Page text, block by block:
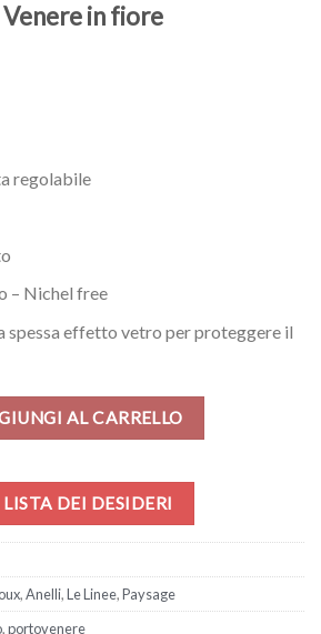
in fiore
regolabile
– Nichel free
spessa effetto vetro per proteggere il
in fiore quantitàAL CARRELLO
DEI DESIDERI
,Anelli,Le Linee,Paysage
,portovenere